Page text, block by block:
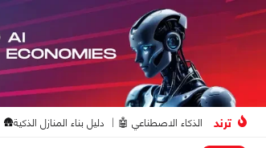
ترند الذكاء الاصطناعي 🤖 دليل بناء المنازل الذكية🛖